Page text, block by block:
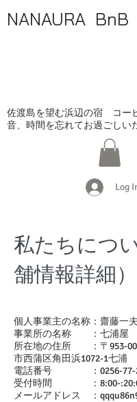
NANAURA BnB
佐渡島を望む浜辺の宿 コー
音、時間を忘れてお過ごしい
Log
私たちにつ
舗情報詳細）
個人事業主の名称：齋藤一夫
事業所の名称 ：七浦屋
所在地の住所 ：〒953-
市西蒲区角田浜1072-1七浦
電話番号 ：0256-77-
受付時間 ：8:00-
メールアドレス ：